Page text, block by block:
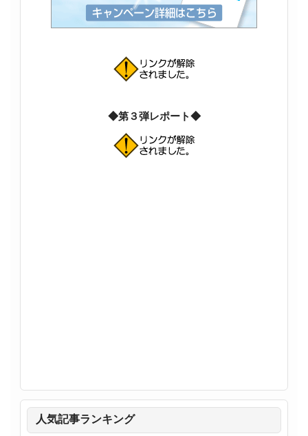
◆第３弾レポート◆
人気記事ランキング